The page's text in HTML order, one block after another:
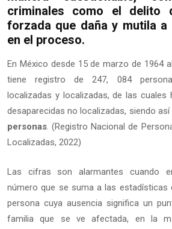
criminales como el delito
forzada que daña y mutila a
en el proceso.
En México desde 15 de marzo de 1964
tiene registro de 247, 084
localizadas y localizadas, de las cuales
desaparecidas no localizadas, siendo
personas. (Registro Nacional de
Localizadas, 2022)
Las cifras son alarmantes cuando
número que se suma a las estadísticas
persona cuya ausencia significa un
familia que se ve afectada, en la